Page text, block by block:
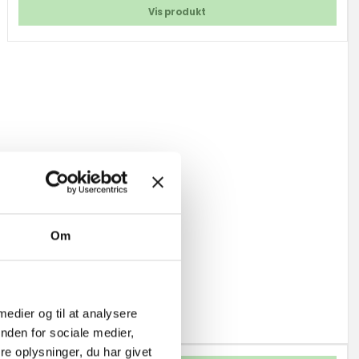
Om
og til at analysere
for sociale medier,
oplysninger, du har givet
Vis produkt